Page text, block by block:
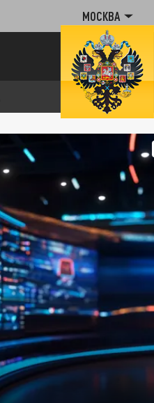
МОСКВА